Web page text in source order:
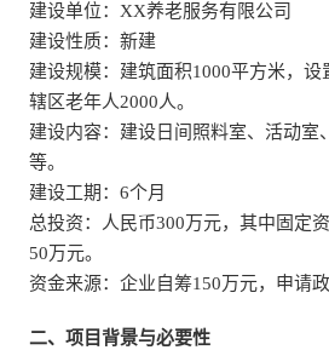
建设单位：XX养老服务有限公司
建设性质：新建
建设规模：建筑面积1000平方米，
辖区老年人2000人。
建设内容：建设日间照料室、活动室
等。
建设工期：6个月
总投资：人民币300万元，其中固定
50万元。
资金来源：企业自筹150万元，申请
二、项目背景与必要性